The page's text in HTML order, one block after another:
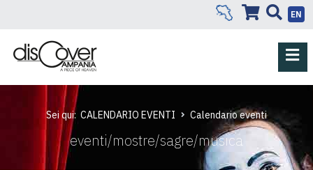
EN
Sei qui: CALENDARIO EVENTI Calendario eventi
eventi/mostre/sagre/musica